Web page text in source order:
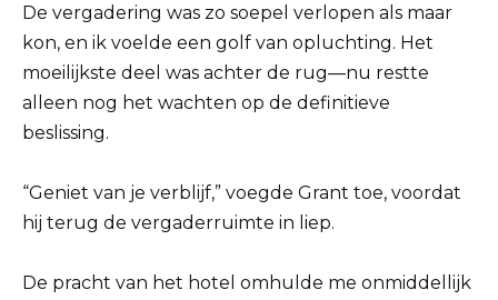
De vergadering was zo soepel verlopen als maar
kon, en ik voelde een golf van opluchting. Het
moeilijkste deel was achter de rug—nu restte
alleen nog het wachten op de definitieve
beslissing.
“Geniet van je verblijf,” voegde Grant toe, voordat
hij terug de vergaderruimte in liep.
De pracht van het hotel omhulde me onmiddellijk